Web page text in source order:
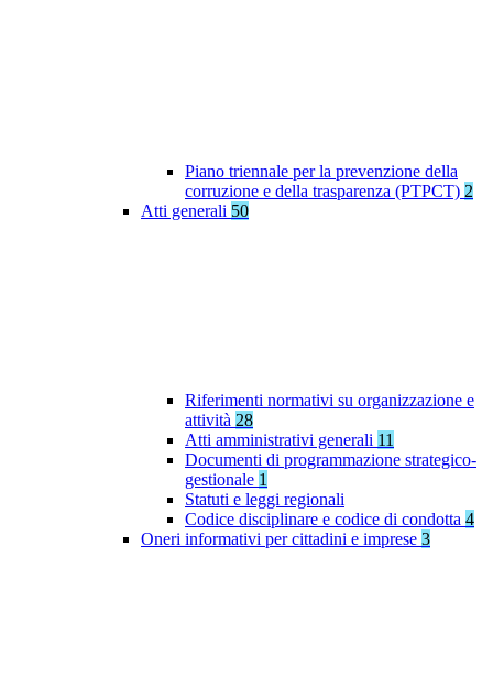
Piano triennale per la prevenzione della
corruzione e della trasparenza (PTPCT) 2
Atti generali 50
Riferimenti normativi su organizzazione e
attività 28
Atti amministrativi generali 11
Documenti di programmazione strategico-
gestionale 1
Statuti e leggi regionali
Codice disciplinare e codice di condotta 4
Oneri informativi per cittadini e imprese 3